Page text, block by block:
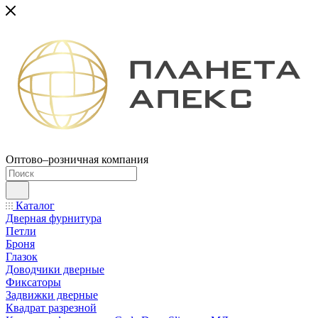
Оптово–розничная компания
Каталог
Дверная фурнитура
Петли
Броня
Глазок
Доводчики дверные
Фиксаторы
Задвижки дверные
Квадрат разрезной